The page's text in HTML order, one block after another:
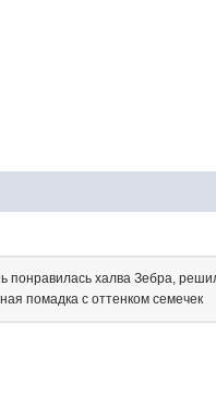
понравилась халва Зебра,
помадка с оттенком семечек